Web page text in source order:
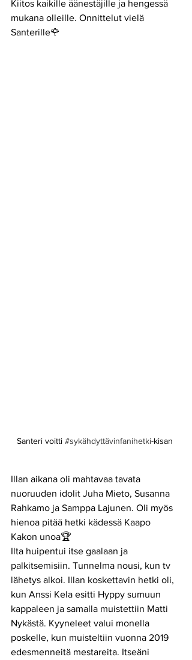
Kiitos kaikille äänestäjille ja hengessä
mukana olleille. Onnittelut vielä
Santerille🌹
Santeri voitti #sykähdyttävinfanihetki-kisan
Illan aikana oli mahtavaa tavata
nuoruuden idolit Juha Mieto, Susanna
Rahkamo ja Samppa Lajunen. Oli myös
hienoa pitää hetki kädessä Kaapo
Kakon unoa🏆
Ilta huipentui itse gaalaan ja
palkitsemisiin. Tunnelma nousi, kun tv
lähetys alkoi. Illan koskettavin hetki oli,
kun Anssi Kela esitti Hyppy sumuun
kappaleen ja samalla muistettiin Matti
Nykästä. Kyyneleet valui monella
poskelle, kun muisteltiin vuonna 2019
edesmenneitä mestareita. Itseäni